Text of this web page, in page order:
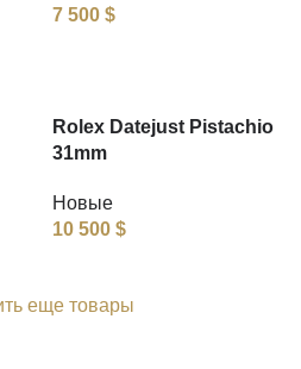
7 500 $
Rolex Datejust Pistachio
31mm
Новые
10 500 $
еще товары